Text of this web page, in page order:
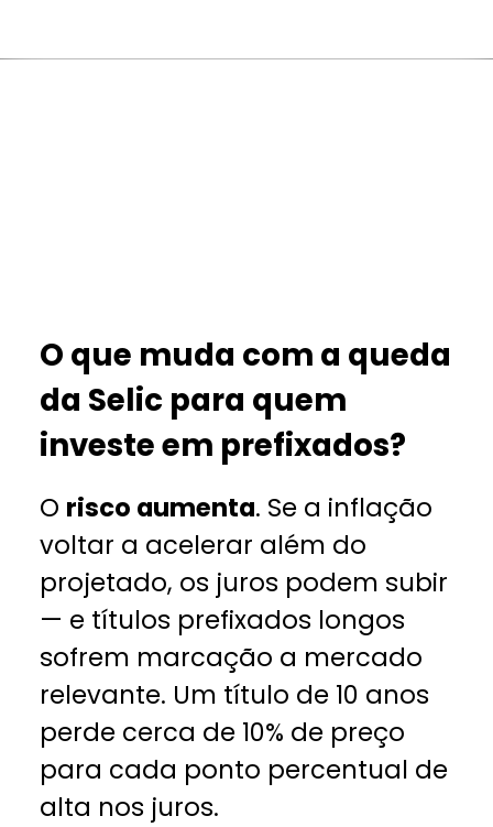
O risco aumenta. Se a inflação
voltar a acelerar além do
projetado, os juros podem subir
— e títulos prefixados longos
sofrem marcação a mercado
relevante. Um título de 10 anos
perde cerca de 10% de preço
para cada ponto percentual de
alta nos juros.
O que muda com a queda
da Selic para quem
investe em prefixados?